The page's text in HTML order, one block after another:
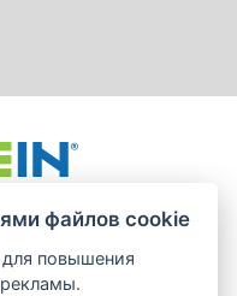
файлов cookie
повышения